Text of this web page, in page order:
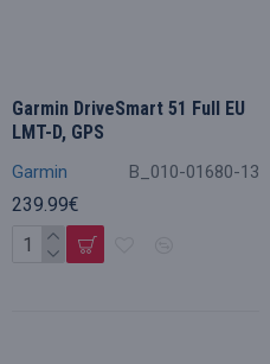
Garmin B_010-01680-13
Garmin DriveSmart 51 Full EU
LMT-D, GPS
239.99€